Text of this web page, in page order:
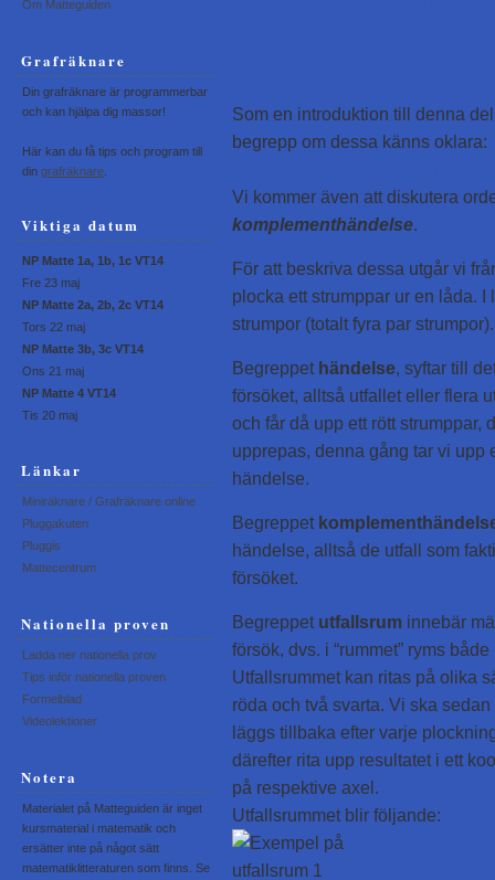
Som en introduktion till denna
begrepp om dessa känns oklara:
Vi kommer även att diskutera
komplementhändelse.
För att beskriva dessa utgår vi
plocka ett strumppar ur en låda.
strumpor (totalt fyra par strumpor).
Begreppet händelse, syftar till
försöket, alltså utfallet eller flera
och får då upp ett rött strumppar,
upprepas, denna gång tar vi upp
händelse.
Begreppet
händelse, alltså de utfall som
försöket.
Begreppet utfallsrum innebär
försök, dvs. i “rummet” ryms
Utfallsrummet kan ritas på olika
röda och två svarta. Vi ska
läggs tillbaka efter varje
därefter rita upp resultatet i ett
på respektive axel.
Utfallsrummet blir följande:
Om Matteguiden
Grafräknare
Din grafräknare är programmerbar
och kan hjälpa dig massor!
Här kan du få tips och program till
din grafräknare
Viktiga datum
NP Matte 1a, 1b, 1c VT14
Fre 23 maj
NP Matte 2a, 2b, 2c VT14
Tors 22 maj
NP Matte 3b, 3c VT14
Ons 21 maj
NP Matte 4 VT14
Tis 20 maj
Länkar
Miniräknare / Grafräknare online
Pluggakuten
Pluggis
Mattecentrum
Nationella proven
Ladda ner nationella prov
Tips inför nationella proven
Formelblad
Videolektioner
Notera
Materialet på Matteguiden är inget
kursmaterial i matematik och
ersätter inte på något sätt
matematiklitteraturen som finns. Se